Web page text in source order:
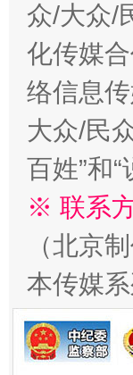
习近平
众/大众/
化传媒
络信息
大众/民
百姓”和
※ 联系
（北京
本传媒